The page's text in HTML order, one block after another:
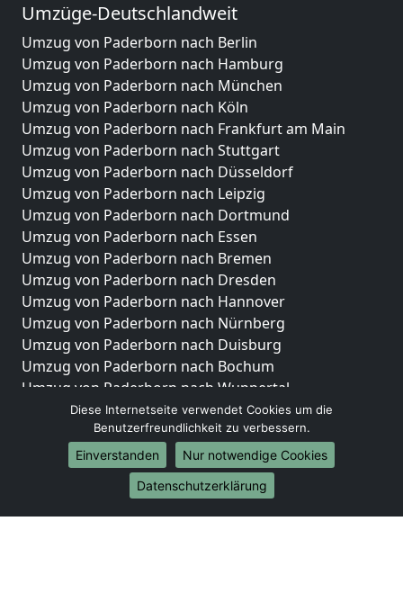
Umzüge-Deutschlandweit
Umzug von Paderborn nach Berlin
Umzug von Paderborn nach Hamburg
Umzug von Paderborn nach München
Umzug von Paderborn nach Köln
Umzug von Paderborn nach Frankfurt am Main
Umzug von Paderborn nach Stuttgart
Umzug von Paderborn nach Düsseldorf
Umzug von Paderborn nach Leipzig
Umzug von Paderborn nach Dortmund
Umzug von Paderborn nach Essen
Umzug von Paderborn nach Bremen
Umzug von Paderborn nach Dresden
Umzug von Paderborn nach Hannover
Umzug von Paderborn nach Nürnberg
Umzug von Paderborn nach Duisburg
Umzug von Paderborn nach Bochum
Umzug von Paderborn nach Wuppertal
Umzug von Paderborn nach Bielefeld
Umzug von Paderborn nach Bonn
Umzug von Paderborn nach Münster
Internationale-Umzüge
Umzug von Paderborn nach Brasilien
Diese Internetseite verwendet Cookies um die
Benutzerfreundlichkeit zu verbessern.
Einverstanden
Nur notwendige Cookies
Datenschutzerklärung